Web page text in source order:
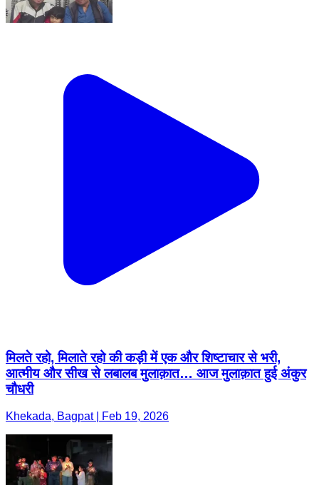
मिलते रहो, मिलाते रहो की कड़ी में एक और शिष्टाचार से भरी,
आत्मीय और सीख से लबालब मुलाक़ात… आज मुलाक़ात हुई अंकुर
चौधरी
Khekada, Bagpat | Feb 19, 2026